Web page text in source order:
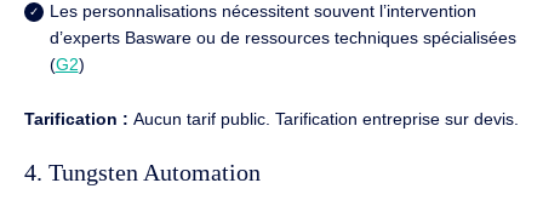
Les personnalisations nécessitent souvent l’intervention
d’experts Basware ou de ressources techniques spécialisées
(G2)
Tarification : Aucun tarif public. Tarification entreprise sur devis.
4. Tungsten Automation